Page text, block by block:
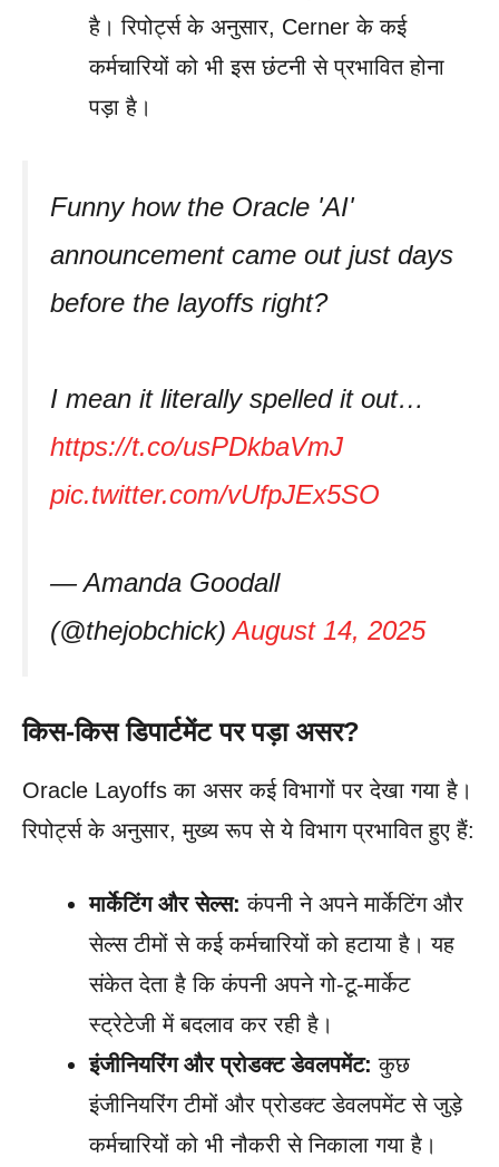
है। रिपोर्ट्स के अनुसार, Cerner के कई
कर्मचारियों को भी इस छंटनी से प्रभावित होना
पड़ा है।
Funny how the Oracle 'AI'
announcement came out just days
before the layoffs right?
I mean it literally spelled it out…
https://t.co/usPDkbaVmJ
pic.twitter.com/vUfpJEx5SO
— Amanda Goodall
(@thejobchick)August 14, 2025
किस-किस डिपार्टमेंट पर पड़ा असर?
Oracle Layoffs का असर कई विभागों पर देखा गया है।
रिपोर्ट्स के अनुसार, मुख्य रूप से ये विभाग प्रभावित हुए हैं:
मार्केटिंग और सेल्स: कंपनी ने अपने मार्केटिंग और
सेल्स टीमों से कई कर्मचारियों को हटाया है। यह
संकेत देता है कि कंपनी अपने गो-टू-मार्केट
स्ट्रेटेजी में बदलाव कर रही है।
इंजीनियरिंग और प्रोडक्ट डेवलपमेंट: कुछ
इंजीनियरिंग टीमों और प्रोडक्ट डेवलपमेंट से जुड़े
कर्मचारियों को भी नौकरी से निकाला गया है।